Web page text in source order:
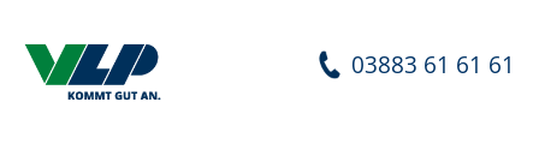
03883 61 61 61